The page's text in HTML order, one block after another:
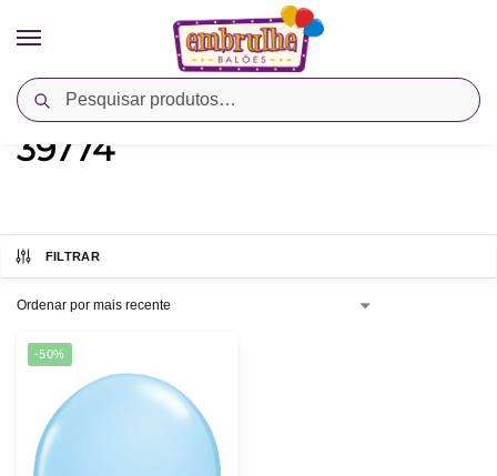
Pesquisar
Início Produtos marcados com a tag “39774”
39774
FILTRAR
-50%